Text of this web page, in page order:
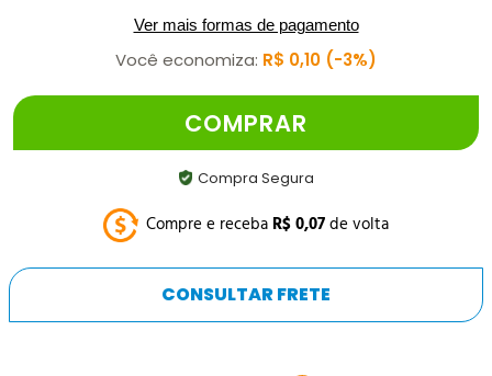
Ver mais formas de pagamento
Você economiza: R$ 0,10 3%
COMPRAR
Compra Segura
Compre e receba R$0,07de volta
CONSULTAR FRETE